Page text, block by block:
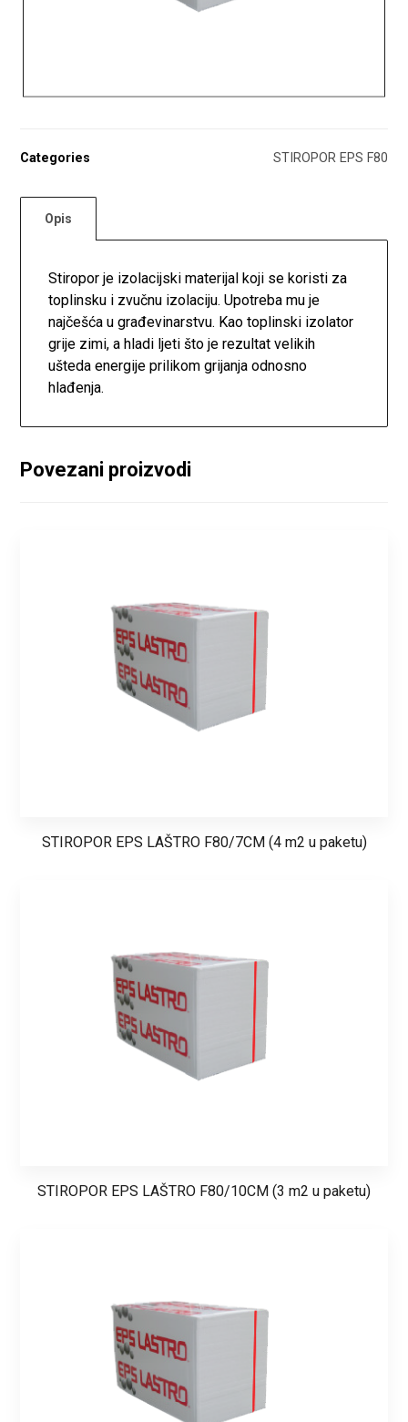
Categories STIROPOR EPS F80
Opis
Stiropor je izolacijski materijal koji se koristi za
toplinsku i zvučnu izolaciju. Upotreba mu je
najčešća u građevinarstvu. Kao toplinski izolator
grije zimi, a hladi ljeti što je rezultat velikih
ušteda energije prilikom grijanja odnosno
hlađenja.
Povezani proizvodi
STIROPOR EPS LAŠTRO F80/7CM (4 m2 u paketu)
STIROPOR EPS LAŠTRO F80/10CM (3 m2 u paketu)